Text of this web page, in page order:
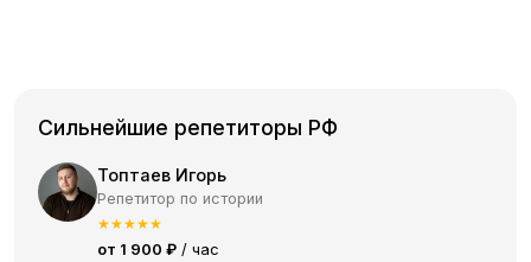
Сильнейшие репетиторы РФ
Топтаев Игорь
Репетитор по истории
★★★★★
от 1 900 ₽ / час